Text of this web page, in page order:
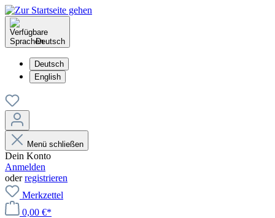
Deutsch
Deutsch
English
Menü schließen
Dein Konto
Anmelden
oderregistrieren
Merkzettel
0,00 €*